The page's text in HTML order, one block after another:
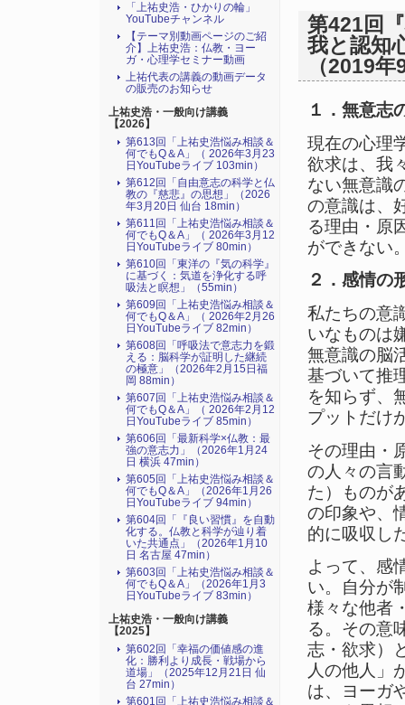
第421回
我と認知
（2019
１．無意志
現在の心理
欲求は、我
ない無意識
の意識は、
る理由・原
ができない
２．感情の
私たちの意
いなものは
無意識の脳
基づいて推
を知らず、
プットだけ
その理由・
の人々の言
た）ものが
の印象や、
的に吸収し
よって、感
い。自分が
様々な他者
る。その意
志・欲求）
人の他人」
は、ヨーガ
「上祐史浩・ひかりの輪」
YouTubeチャンネル
【テーマ別動画ページのご紹
介】上祐史浩：仏教・ヨー
ガ・心理学セミナー動画
上祐代表の講義の動画データ
の販売のお知らせ
上祐史浩・一般向け講義
【2026】
第613回「上祐史浩悩み相談＆
何でもQ＆A」（ 2026年3月23
日YouTubeライブ 103min）
第612回「自由意志の科学と仏
教の『慈悲』の思想」（2026
年3月20日 仙台 18min）
第611回「上祐史浩悩み相談＆
何でもQ＆A」（ 2026年3月12
日YouTubeライブ 80min）
第610回「東洋の『気の科学』
に基づく：気道を浄化する呼
吸法と瞑想」（55min）
第609回「上祐史浩悩み相談＆
何でもQ＆A」（ 2026年2月26
日YouTubeライブ 82min）
第608回「呼吸法で意志力を鍛
える：脳科学が証明した継続
の極意」（2026年2月15日福
岡 88min）
第607回「上祐史浩悩み相談＆
何でもQ＆A」（ 2026年2月12
日YouTubeライブ 85min）
第606回「最新科学×仏教：最
強の意志力」（2026年1月24
日 横浜 47min）
第605回「上祐史浩悩み相談＆
何でもQ＆A」（2026年1月26
日YouTubeライブ 94min）
第604回「『良い習慣』を自動
化する。仏教と科学が辿り着
いた共通点」（2026年1月10
日 名古屋 47min）
第603回「上祐史浩悩み相談＆
何でもQ＆A」（2026年1月3
日YouTubeライブ 83min）
上祐史浩・一般向け講義
【2025】
第602回「幸福の価値感の進
化：勝利より成長・戦場から
道場」（2025年12月21日 仙
台 27min）
第601回「上祐史浩悩み相談＆